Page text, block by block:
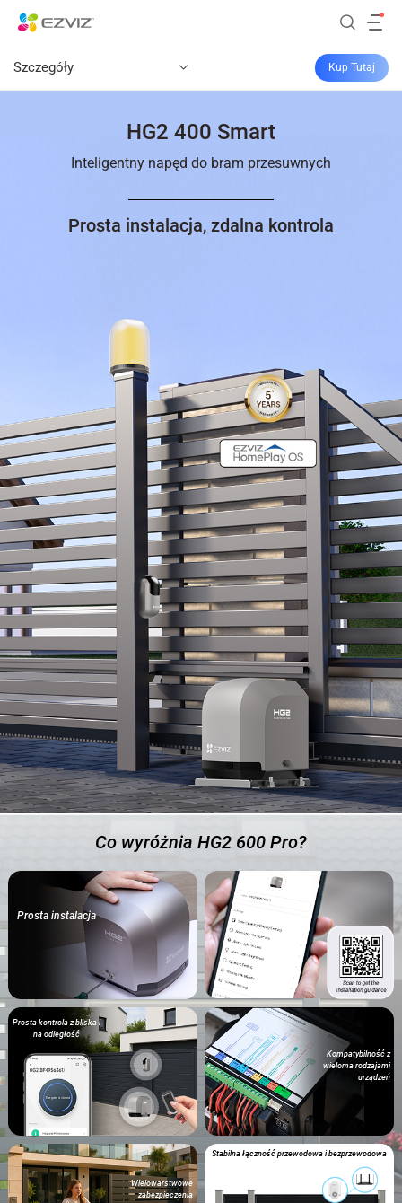
Szczegóły Kup Tutaj
HG2 400 Smart
Inteligentny napęd do bram przesuwnych
Prosta instalacja, zdalna kontrola
Co wyróżnia HG2 600 Pro?
Prosta instalacja
Prosta kontrola z bliska i
na odległość
Kompatybilność z
wieloma rodzajami
urządzeń
Wielowarstwowe
zabezpieczenia
Stabilna łączność przewodowa i bezprzewodowa